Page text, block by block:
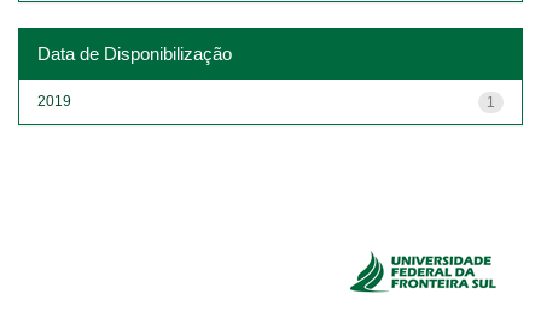
Data de Disponibilização
1
2019